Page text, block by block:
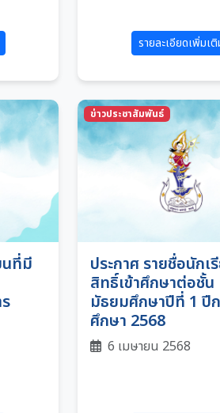
รายละเอียดเพิ่มเ
นที่มี
ข่าวประชาสัมพันธ์
ประกาศ รายชื่อนักเ
สิทธิ์เข้าศึกษาต่อชั้น
มัธยมศึกษาปีที่ 1 ปี
ศึกษา 2568
6 เมษายน 2568